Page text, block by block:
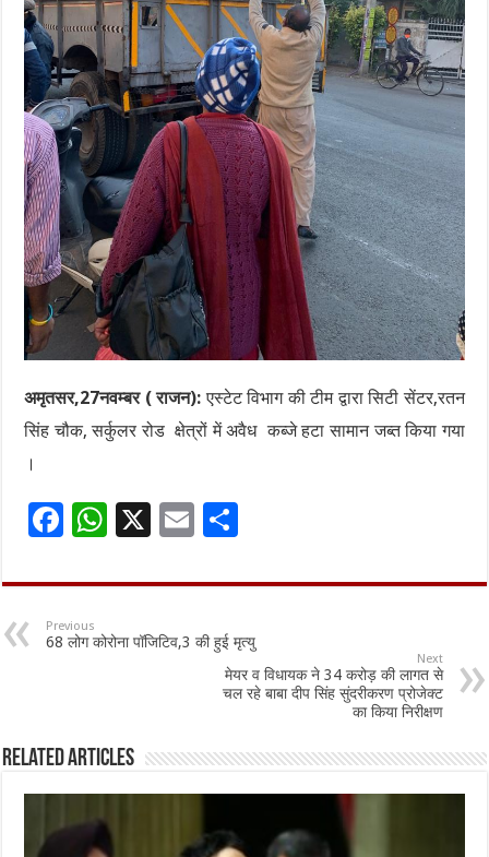
अमृतसर,27नवम्बर ( राजन): एस्टेट विभाग की टीम द्वारा सिटी सेंटर,रतन
सिंह चौक, सर्कुलर रोड क्षेत्रों में अवैध कब्जे हटा सामान जब्त किया गया
।
F
e
b
o
W
at
sA
p
X
E
ai
l
ar
Previous
68 लोग कोरोना पॉजिटिव,3 की हुई मृत्यु
Next
मेयर व विधायक ने 34 करोड़ की लागत से
चल रहे बाबा दीप सिंह सुंदरीकरण प्रोजेक्ट
का किया निरीक्षण
Related Articles